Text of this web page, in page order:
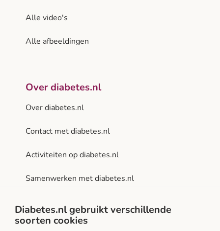
Alle video's
Alle afbeeldingen
Over diabetes.nl
Over diabetes.nl
Contact met diabetes.nl
Activiteiten op diabetes.nl
Samenwerken met diabetes.nl
Diabetes.nl gebruikt verschillende
soorten cookies